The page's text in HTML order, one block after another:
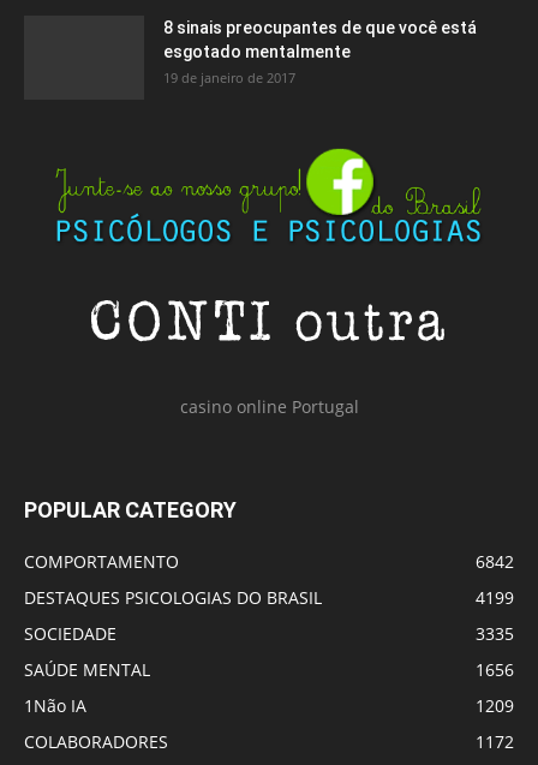
8 sinais preocupantes de que você está
esgotado mentalmente
19 de janeiro de 2017
casino online Portugal
POPULAR CATEGORY
COMPORTAMENTO
6842
DESTAQUES PSICOLOGIAS DO BRASIL
4199
SOCIEDADE
3335
SAÚDE MENTAL
1656
1Não IA
1209
COLABORADORES
1172